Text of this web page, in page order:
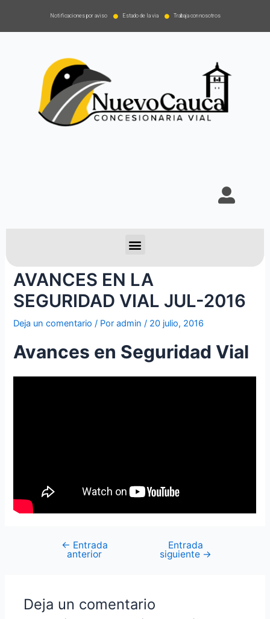
Notificaciones por aviso Estado de la via Trabaja con nosotros
AVANCES EN LA
SEGURIDAD VIAL JUL-2016
Deja un comentario / Poradmin / 20 julio, 2016
Avances en Seguridad Vial
← Entrada
anterior
Entrada
siguiente →
Deja un comentario